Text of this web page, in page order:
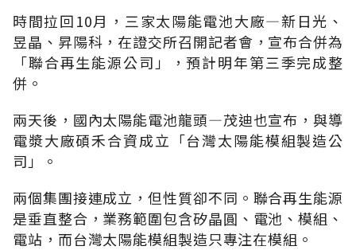
時間拉回10月，三家太陽能電池大廠—新日光、
昱晶、昇陽科，在證交所召開記者會，宣布合併為
「聯合再生能源公司」，預計明年第三季完成整
併。
兩天後，國內太陽能電池龍頭—茂迪也宣布，與導
電漿大廠碩禾合資成立「台灣太陽能模組製造公
司」。
兩個集團接連成立，但性質卻不同。聯合再生能源
是垂直整合，業務範圍包含矽晶圓、電池、模組、
電站，而台灣太陽能模組製造只專注在模組。